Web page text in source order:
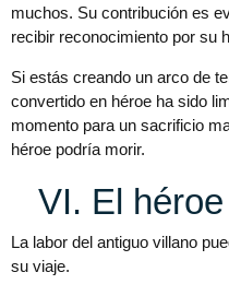
muchos. Su contribución es
recibir reconocimiento por su
Si estás creando un arco de
convertido en héroe ha sido
momento para un sacrificio
héroe podría morir.
VI. El
La labor del antiguo villano
su viaje.